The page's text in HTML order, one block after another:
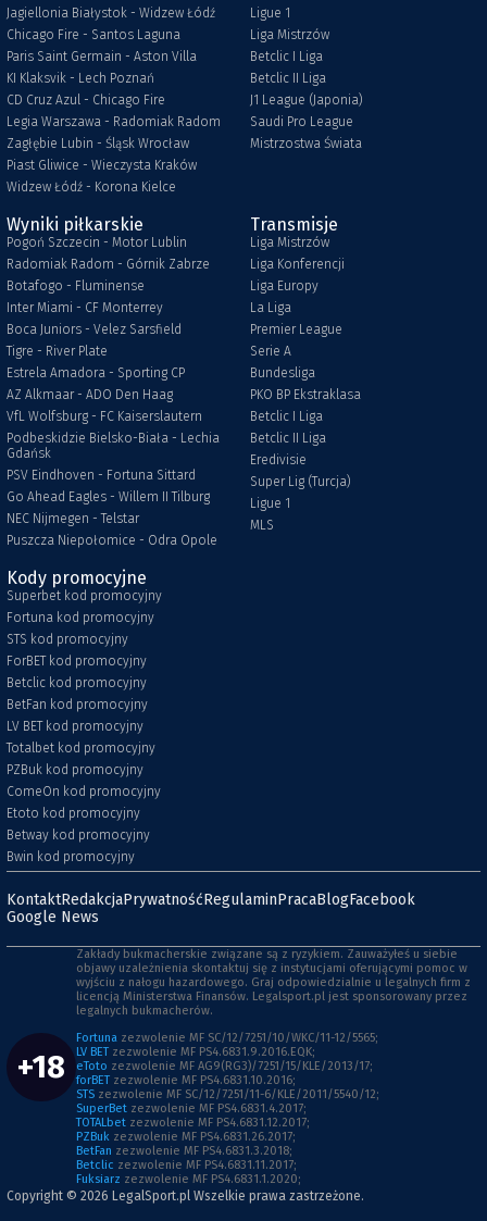
Jagiellonia Białystok - Widzew Łódź
Chicago Fire - Santos Laguna
Paris Saint Germain - Aston Villa
KI Klaksvik - Lech Poznań
CD Cruz Azul - Chicago Fire
Legia Warszawa - Radomiak Radom
Zagłębie Lubin - Śląsk Wrocław
Piast Gliwice - Wieczysta Kraków
Widzew Łódź - Korona Kielce
Ligue 1
Liga Mistrzów
Betclic I Liga
Betclic II Liga
J1 League (Japonia)
Saudi Pro League
Mistrzostwa Świata
Wyniki piłkarskie
Pogoń Szczecin - Motor Lublin
Radomiak Radom - Górnik Zabrze
Botafogo - Fluminense
Inter Miami - CF Monterrey
Boca Juniors - Velez Sarsfield
Tigre - River Plate
Estrela Amadora - Sporting CP
AZ Alkmaar - ADO Den Haag
VfL Wolfsburg - FC Kaiserslautern
Podbeskidzie Bielsko-Biała - Lechia
Gdańsk
PSV Eindhoven - Fortuna Sittard
Go Ahead Eagles - Willem II Tilburg
NEC Nijmegen - Telstar
Puszcza Niepołomice - Odra Opole
Transmisje
Liga Mistrzów
Liga Konferencji
Liga Europy
La Liga
Premier League
Serie A
Bundesliga
PKO BP Ekstraklasa
Betclic I Liga
Betclic II Liga
Eredivisie
Super Lig (Turcja)
Ligue 1
MLS
Kody promocyjne
Superbet kod promocyjny
Fortuna kod promocyjny
STS kod promocyjny
ForBET kod promocyjny
Betclic kod promocyjny
BetFan kod promocyjny
LV BET kod promocyjny
Totalbet kod promocyjny
PZBuk kod promocyjny
ComeOn kod promocyjny
Etoto kod promocyjny
Betway kod promocyjny
Bwin kod promocyjny
KontaktRedakcjaPrywatnośćRegulaminPracaBlogFacebook
Google News
+18
Zakłady bukmacherskie związane są z ryzykiem. Zauważyłeś u siebie
objawy uzależnienia skontaktuj się z instytucjami oferującymi pomoc w
wyjściu z nałogu hazardowego. Graj odpowiedzialnie u legalnych firm z
licencją Ministerstwa Finansów. Legalsport.pl jest sponsorowany przez
legalnych bukmacherów.
Fortuna zezwolenie MF SC/12/7251/10/WKC/11-12/5565;
LV BET zezwolenie MF PS4.6831.9.2016.EQK;
eToto zezwolenie MF AG9(RG3)/7251/15/KLE/2013/17;
forBET zezwolenie MF PS4.6831.10.2016;
STS zezwolenie MF SC/12/7251/11-6/KLE/2011/5540/12;
SuperBet zezwolenie MF PS4.6831.4.2017;
TOTALbet zezwolenie MF PS4.6831.12.2017;
PZBuk zezwolenie MF PS4.6831.26.2017;
BetFan zezwolenie MF PS4.6831.3.2018;
Betclic zezwolenie MF PS4.6831.11.2017;
Fuksiarz zezwolenie MF PS4.6831.1.2020;
Copyright © 2026 LegalSport.pl Wszelkie prawa zastrzeżone.